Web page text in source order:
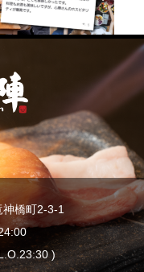
橋町2-3-1
)